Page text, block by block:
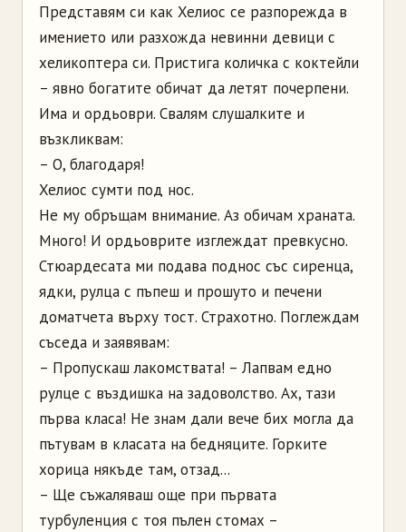
Представям си как Хелиос се разпорежда в
имението или разхожда невинни девици с
хеликоптера си. Пристига количка с коктейли
– явно богатите обичат да летят почерпени.
Има и ордьоври. Свалям слушалките и
възкликвам:
– О, благодаря!
Хелиос сумти под нос.
Не му обръщам внимание. Аз обичам храната.
Много! И ордьоврите изглеждат превкусно.
Стюардесата ми подава поднос със сиренца,
ядки, рулца с пъпеш и прошуто и печени
доматчета върху тост. Страхотно. Поглеждам
съседа и заявявам:
– Пропускаш лакомствата! – Лапвам едно
рулце с въздишка на задоволство. Ах, тази
първа класа! Не знам дали вече бих могла да
пътувам в класата на бедняците. Горките
хорица някъде там, отзад...
– Ще съжаляваш още при първата
турбуленция с тоя пълен стомах –